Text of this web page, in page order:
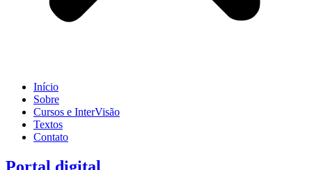
Início
Sobre
Cursos e InterVisão
Textos
Contato
Portal digital